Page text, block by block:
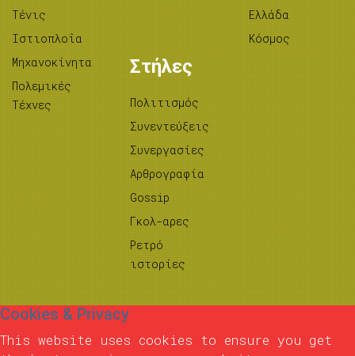
Τένις
Ιστιοπλοΐα
Μηχανοκίνητα
Πολεμικές
Τέχνες
Ελλάδα
Κόσμος
Στήλες
Πολιτισμός
Συνεντεύξεις
Συνεργασίες
Αρθρογραφία
Gossip
Γκολ-αρες
Ρετρό
ιστορίες
Cookies & Privacy
This website uses cookies to ensure you get